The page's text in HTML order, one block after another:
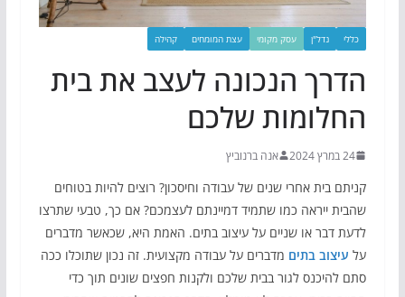
כללי נדל"ן עסק מקומי עצת המומחים קהילה
הדרך הנכונה לעצב את בית
החלומות שלכם
24 במרץ 2024 אנה ברנוביץ
קניתם בית אחרי שנים של עבודה וחיסכון? רוצים להיות בטוחים
שהבית ייראה כמו שתמיד דמיינתם לעצמכם? אם כך, טבעי שתרצו
לדעת דבר או שניים על עיצוב בתים. האמת היא, שכאשר מדברים
על עיצוב בתים מדברים על עבודה מקצועית. זה נכון שתוכלו ככה
סתם להיכנס לגור בבית שלכם ולקנות חפצים שונים תוך כדי